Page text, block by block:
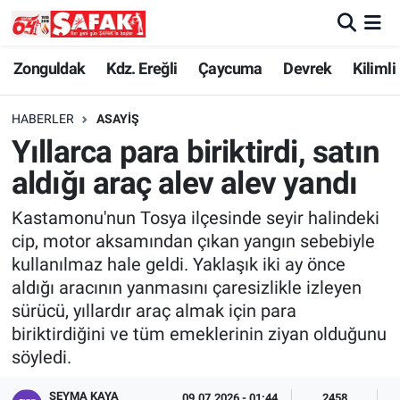
Zonguldak Kdz. Ereğli Çaycuma Devrek Kilimli
HABERLER ASAYIŞ
Yıllarca para biriktirdi, satın
aldığı araç alev alev yandı
Kastamonu'nun Tosya ilçesinde seyir halindeki
cip, motor aksamından çıkan yangın sebebiyle
kullanılmaz hale geldi. Yaklaşık iki ay önce
aldığı aracının yanmasını çaresizlikle izleyen
sürücü, yıllardır araç almak için para
biriktirdiğini ve tüm emeklerinin ziyan olduğunu
söyledi.
SEYMA KAYA
Zonguldak
Kdz. Ereğli
Çaycuma
Devrek
Kilimli
Asayiş
Spor
Resmi İlan
Zonguldak Nöbetçi Eczaneler
Zonguldak Hava Durumu
Zonguldak Namaz Vakitleri
Zonguldak Trafik Yoğunluk Haritası
Süper Lig Puan Durumu ve Fikstür
Tüm Manşetler
Son Dakika Haberleri
Haber Arşivi